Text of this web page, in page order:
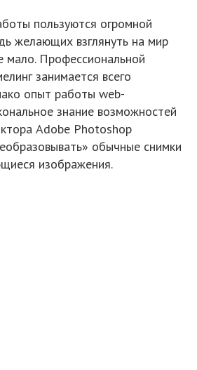
пользуются огромной
желающих взглянуть на мир
мало. Профессиональной
занимается всего
опыт работы web-
знание возможностей
Adobe Photoshop
обычные снимки
изображения.